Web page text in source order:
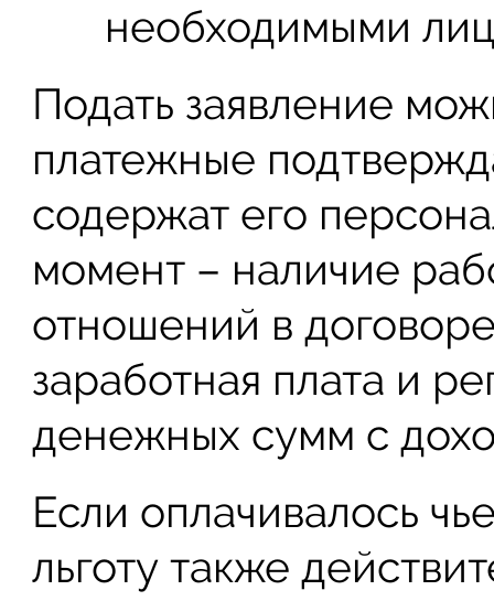
необходимыми
Подать заявление
платежные
содержат его
момент – наличие
отношений в
заработная плата и
денежных сумм с
Если оплачивалось
льготу также